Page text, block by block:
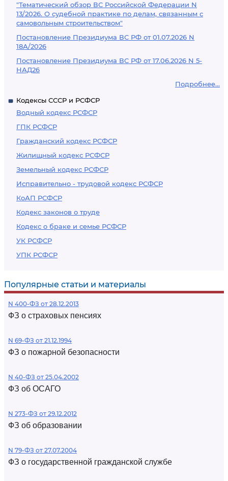
"Тематический обзор ВС Российской Федерации N
13/2026. О судебной практике по делам, связанным с
самовольным строительством"
Постановление Президиума ВС РФ от 01.07.2026 N
18А/2026
Постановление Президиума ВС РФ от 17.06.2026 N 5-
НАД26
Подробнее...
Кодексы СССР и РСФСР
Водный кодекс РСФСР
ГПК РСФСР
Гражданский кодекс РСФСР
Жилищный кодекс РСФСР
Земельный кодекс РСФСР
Исправительно - трудовой кодекс РСФСР
КоАП РСФСР
Кодекс законов о труде
Кодекс о браке и семье РСФСР
УК РСФСР
УПК РСФСР
Популярные статьи и материалы
N 400-ФЗ от 28.12.2013
ФЗ о страховых пенсиях
N 69-ФЗ от 21.12.1994
ФЗ о пожарной безопасности
N 40-ФЗ от 25.04.2002
ФЗ об ОСАГО
N 273-ФЗ от 29.12.2012
ФЗ об образовании
N 79-ФЗ от 27.07.2004
ФЗ о государственной гражданской службе